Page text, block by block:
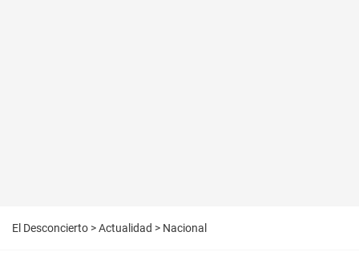
El Desconcierto >Actualidad > Nacional